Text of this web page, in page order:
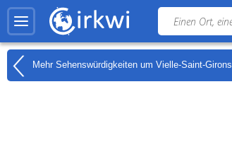
Mehr Sehenswürdigkeiten um Vielle-Saint-Girons